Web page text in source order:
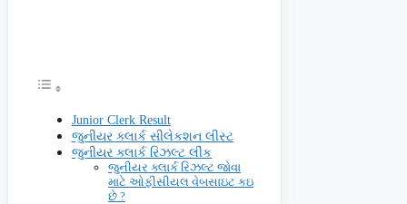
Junior Clerk Result
જુનીયર ક્લાર્ક સીલેકશન લીસ્ટ
જુનીયર ક્લાર્ક રિઝલ્ટ લીંક
જુનીયર ક્લાર્ક રિઝલ્ટ જોવા
માટે ઓફીસીયલ વેબસાઇટ કઇ
છે ?